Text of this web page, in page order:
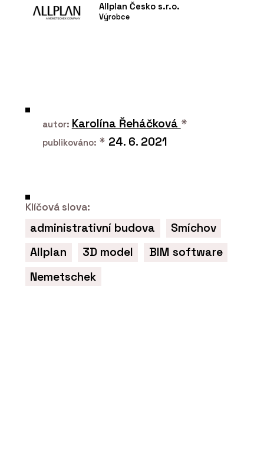
Allplan Česko s.r.o.
Výrobce
autor: Karolína Řeháčková *
publikováno: * 24. 6. 2021
Klíčová slova:
administrativní budova
Smíchov
Allplan
3D model
BIM software
Nemetschek